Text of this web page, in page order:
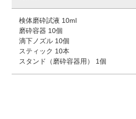
検体磨砕試液 10ml
磨砕容器 10個
滴下ノズル 10個
スティック 10本
スタンド（磨砕容器用） 1個